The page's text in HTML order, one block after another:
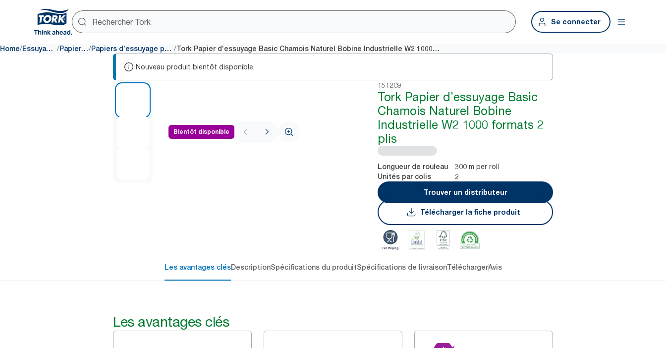
Se connecter
Home/ Essuyage et nettoyage / Papiers d’essuyage/ Papiers d’essuyage pour la transformation alimentaire / Tork Papier d’essuyage Basic Chamois Naturel Bobine Industrielle W2 1000 formats 2 plis
Nouveau produit bientôt disponible.
Bientôt disponible
1 of 3
151209
Tork Papier d’essuyage Basic
Chamois Naturel Bobine
Industrielle W2 1000 formats 2
plis
Longueur de rouleau 300 m per roll
Unités par colis
2
Trouver un distributeur
Télécharger la fiche produit
Les avantages clésDescriptionSpécifications du produitSpécifications de livraisonTéléchargerAvis
Les avantages clés